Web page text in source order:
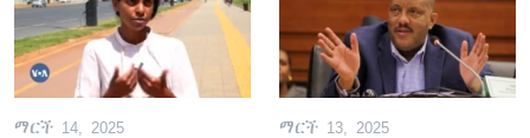
ማርች 14, 2025 ማርች 13, 2025